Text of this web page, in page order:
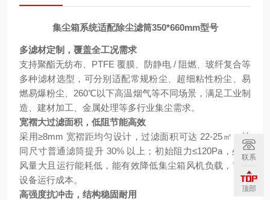
集尘箱系统适配除尘滤筒350*660mm型号
多滤材定制，覆盖全工况需求
支持聚酯无纺布、PTFE 覆膜、防静电 / 阻燃、玻纤复合等
多种滤材选型，可分别适配常规粉尘、超细粘性粉尘、易
燃易爆粉尘、260℃以下高温烟气等不同场景，满足工业制
造、建材加工、金属处理等多行业集尘需求。
宽褶大过滤面积，低阻节能高效
采用≥8mm 宽褶距均匀设计，过滤面积可达 22-25㎡，较
同尺寸普通滤筒提升 30% 以上；初始阻力≤120Pa，处理
风量大且运行能耗低，能有效降低集尘箱风机负载，节省
设备运行成本。
高强度抗冲击，结构稳固耐用
联系
顶部